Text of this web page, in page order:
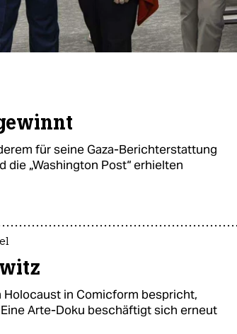
für seine Gaza-Berichterstattung
„Washington Post“ erhielten
Holocaust in Comicform bespricht,
Arte-Doku beschäftigt sich erneut